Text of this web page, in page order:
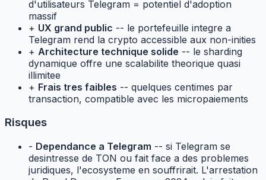
d'utilisateurs Telegram = potentiel d'adoption
massif
+ UX grand public -- le portefeuille integre a
Telegram rend la crypto accessible aux non-inities
+ Architecture technique solide -- le sharding
dynamique offre une scalabilite theorique quasi
illimitee
+ Frais tres faibles -- quelques centimes par
transaction, compatible avec les micropaiements
Risques
- Dependance a Telegram -- si Telegram se
desintresse de TON ou fait face a des problemes
juridiques, l'ecosysteme en souffrirait. L'arrestation